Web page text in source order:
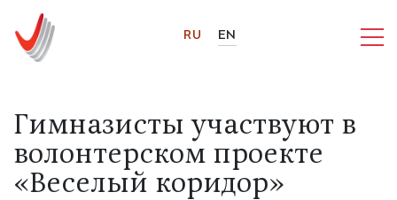
RU EN
Гимназисты участвуют в
волонтерском проекте
«Веселый коридор»